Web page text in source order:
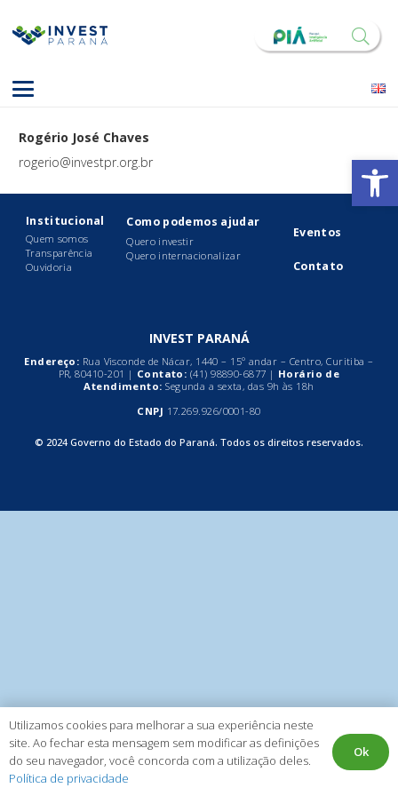
Abrir
Rogério José Chaves
rogerio@investpr.org.br
Institucional
Quem somos
Transparência
Ouvidoria
Como podemos ajudar
Quero investir
Quero internacionalizar
Eventos
Contato
INVEST PARANÁ
Endereço: Rua Visconde de Nácar, 1440 – 15º andar – Centro, Curitiba –
PR, 80410-201 | Contato: (41)98890-6877 | Horário de
Atendimento: Segunda a sexta, das 9h às 18h
CNPJ 17.269.926/0001-80
© 2024 Governo do Estado do Paraná. Todos os direitos reservados.
Utilizamos cookies para melhorar a sua experiência neste
site. Ao fechar esta mensagem sem modificar as definições
do seu navegador, você concorda com a utilização deles.
Política de privacidade
Ok